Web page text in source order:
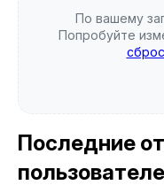
По вашему
Попробуйте
Последние